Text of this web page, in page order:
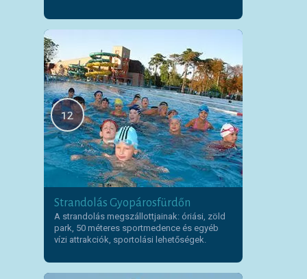
12
Strandolás Gyopárosfürdőn
A strandolás megszállottjainak: óriási, zöld
park, 50 méteres sportmedence és egyéb
vízi attrakciók, sportolási lehetőségek.